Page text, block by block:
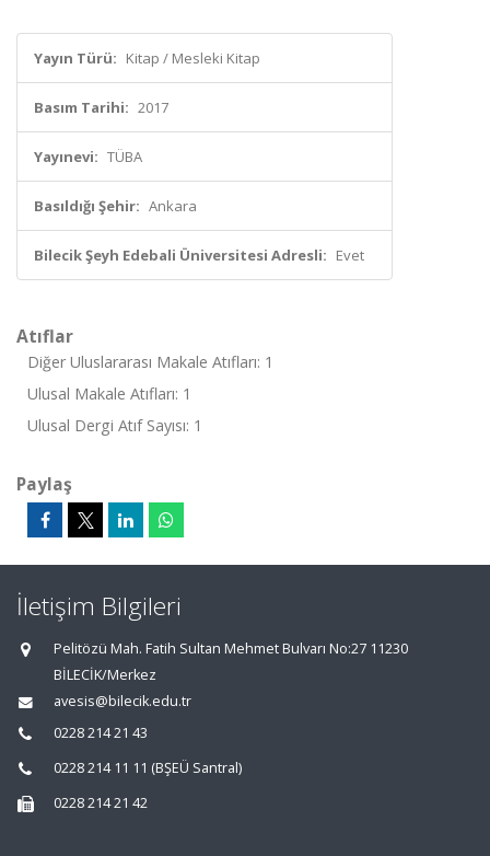
Yayın Türü: Kitap / Mesleki Kitap
Basım Tarihi: 2017
Yayınevi: TÜBA
Basıldığı Şehir: Ankara
Bilecik Şeyh Edebali Üniversitesi Adresli: Evet
Atıflar
Diğer Uluslararası Makale Atıfları: 1
Ulusal Makale Atıfları: 1
Ulusal Dergi Atıf Sayısı: 1
Paylaş
İletişim Bilgileri
Pelitözü Mah. Fatih Sultan Mehmet Bulvarı No:27 11230
BİLECİK/Merkez
avesis@bilecik.edu.tr
0228 214 21 43
0228 214 11 11 (BŞEÜ Santral)
0228 214 21 42